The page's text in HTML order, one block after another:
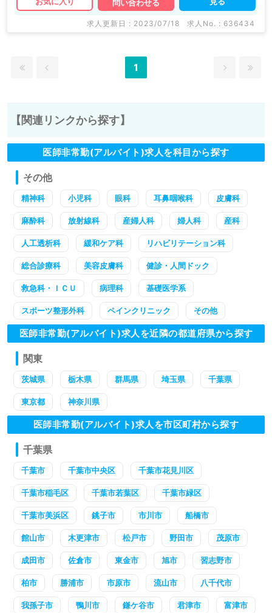
問い合わせる
求人更新日 : 2023/07/18 求人No. : 636434
1
【関連リンクから探す】
医師非常勤(アルバイト)求人を科目から探す
その他
精神科 小児科 眼科 耳鼻咽喉科 皮膚科
麻酔科 放射線科 産婦人科 婦人科 産科
人工透析科 緩和ケア科 リハビリテーション科
総合診療科 美容皮膚科 健診・人間ドック
救急科・ＩＣＵ 病理科 基礎医学系
スポーツ整形外科 ペインクリニック その他
医師非常勤(アルバイト)求人を近隣の都道府県から探す
関東
茨城県 栃木県 群馬県 埼玉県 千葉県
東京都 神奈川県
医師非常勤(アルバイト)求人を市区町村から探す
千葉県
千葉市 千葉市中央区 千葉市花見川区
千葉市稲毛区 千葉市若葉区 千葉市緑区
千葉市美浜区 銚子市 市川市 船橋市
館山市 木更津市 松戸市 野田市 茂原市
成田市 佐倉市 東金市 旭市 習志野市
柏市 勝浦市 市原市 流山市 八千代市
我孫子市 鴨川市 鎌ケ谷市 君津市 富津市